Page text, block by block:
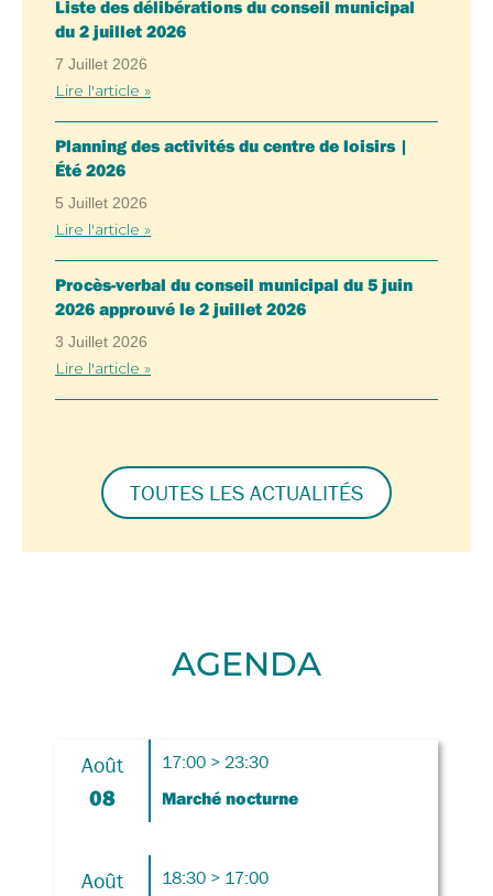
Liste des délibérations du conseil municipal
du 2 juillet 2026
7 Juillet 2026
Lire l'article »
Planning des activités du centre de loisirs |
Été 2026
5 Juillet 2026
Lire l'article »
Procès-verbal du conseil municipal du 5 juin
2026 approuvé le 2 juillet 2026
3 Juillet 2026
Lire l'article »
TOUTES LES ACTUALITÉS
AGENDA
Août
08
17:00 > 23:30
Marché nocturne
Août
18:30 > 17:00